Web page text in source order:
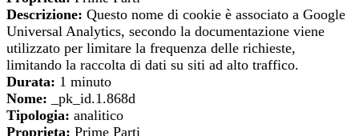
Descrizione: Questo nome di cookie è associato a Google
Universal Analytics, secondo la documentazione viene
utilizzato per limitare la frequenza delle richieste,
limitando la raccolta di dati su siti ad alto traffico.
Durata: 1 minuto
Nome: _pk_id.1.868d
Tipologia: analitico
Proprieta: Prime Parti